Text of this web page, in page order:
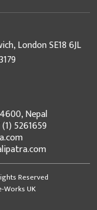
London SE18 6JL
Nepal
5261659
Reserved
Works UK